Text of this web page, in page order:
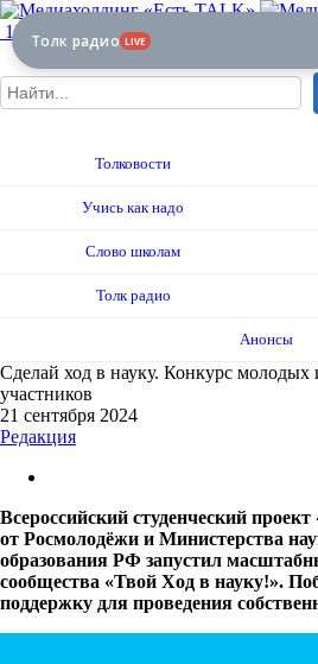
12+
Толковости
Учись как надо
Слово школам
Толк радио
Анонсы
Сделай ход в науку. Конкурс молодых
участников
21 сентября 2024
Редакция
Всероссийский студенческий
от Росмолодёжи и Министерства
образования РФ запустил
сообщества «Твой Ход в науку!».
поддержку для проведения
Толк радио LIVE